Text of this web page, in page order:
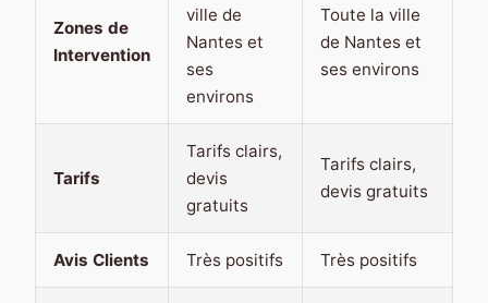
Zones de
Intervention
ville de
Nantes et
ses
environs
Toute la ville
de Nantes et
ses environs
Tarifs
Tarifs clairs,
devis
gratuits
Tarifs clairs,
devis gratuits
Avis Clients Très positifs Très positifs